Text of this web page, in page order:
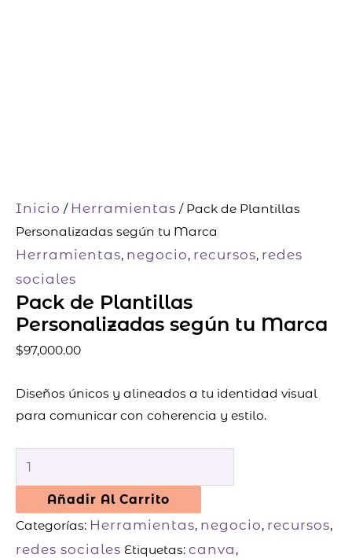
Inicio / Herramientas / Pack de Plantillas
Personalizadas según tu Marca
Herramientas, negocio, recursos, redes
sociales
Pack de Plantillas
Personalizadas según tu Marca
$97,000.00
Diseños únicos y alineados a tu identidad visual
para comunicar con coherencia y estilo.
Añadir Al Carrito
Categorías: Herramientas, negocio, recursos,
redes sociales Etiquetas: canva ,